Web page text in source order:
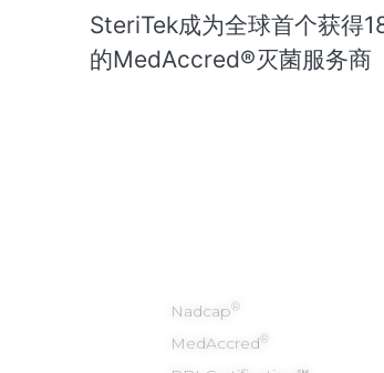
SteriTek成为全球首个获得
的MedAccred®灭菌服务商‌
Nadcap®
MedAccred®